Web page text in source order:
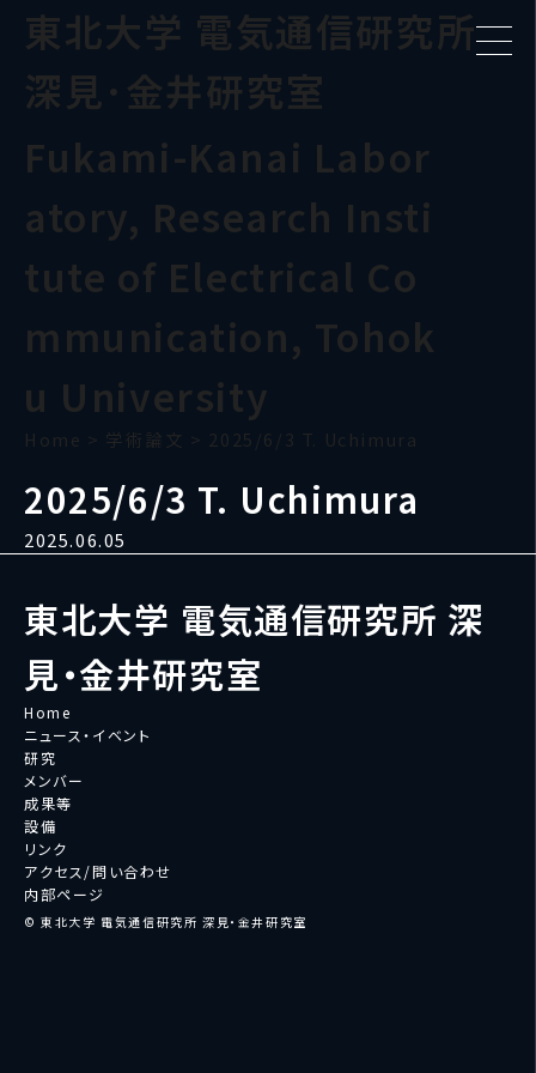
東北大学 電気通信研究所
深見･金井研究室
Fukami-Kanai Labor
atory, Research Insti
tute of Electrical Co
mmunication, Tohok
u University
Home > 学術論文 > 2025/6/3 T. Uchimura
2025/6/3 T. Uchimura
2025.06.05
東北大学 電気通信研究所 深
見・金井研究室
Home
ニュース・イベント
研究
メンバー
成果等
設備
リンク
アクセス/問い合わせ
内部ページ
© 東北大学 電気通信研究所 深見・金井研究室